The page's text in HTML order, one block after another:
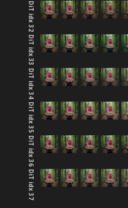
DiT idx 32
DiT idx 33
DiT idx 34
DiT idx 35
DiT idx 36
DiT idx 37